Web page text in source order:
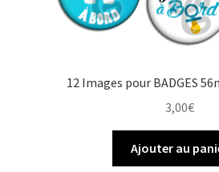
12 Images pour BADGES
3,00€
Ajouter au